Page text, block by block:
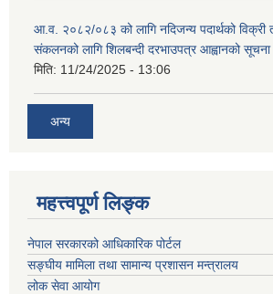
आ.व. २०८२/०८३ को लागि नदिजन्य पदार्थको विक्री
संकलनको लागि शिलबन्दी दरभाउपत्र आह्वानको
मिति: 11/24/2025 - 13:06
अन्य
महत्त्वपूर्ण लिङ्क
नेपाल सरकारको आधिकारिक पोर्टल
सङ्‍घीय मामिला तथा सामान्य प्रशासन मन्त्रालय
लोक सेवा आयोग